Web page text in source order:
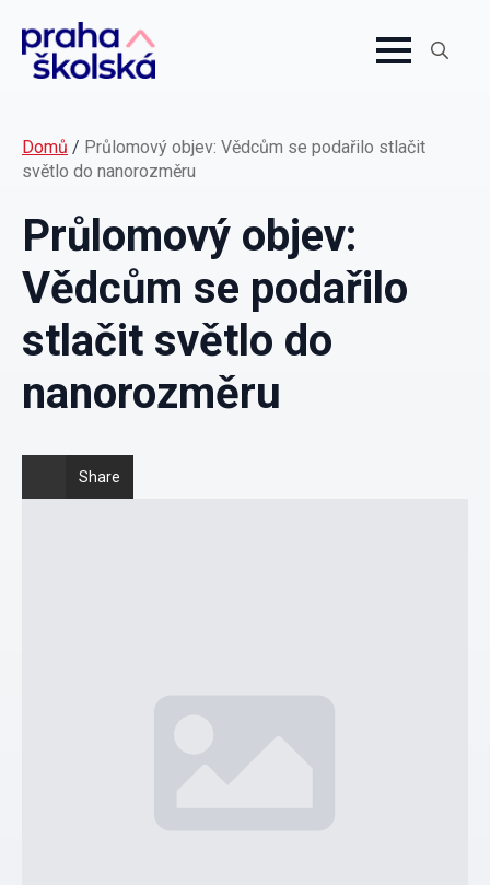
Domů / Průlomový objev: Vědcům se podařilo stlačit
světlo do nanorozměru
Průlomový objev:
Vědcům se podařilo
stlačit světlo do
nanorozměru
Share